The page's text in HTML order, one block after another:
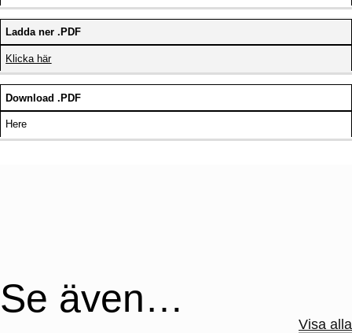
Ladda ner .PDF
Klicka här
Download .PDF
Here
Se även…
Visa alla